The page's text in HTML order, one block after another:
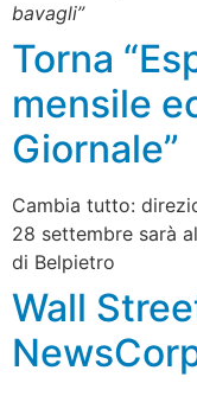
bavagli”
Torna
mensile
Giornale”
Cambia tutto:
28 settembre sarà
di Belpietro
Wall